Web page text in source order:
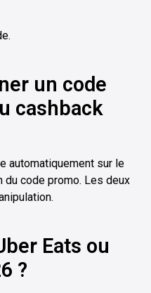
un code
cashback
automatiquement sur le
code promo. Les deux
Eats ou
?